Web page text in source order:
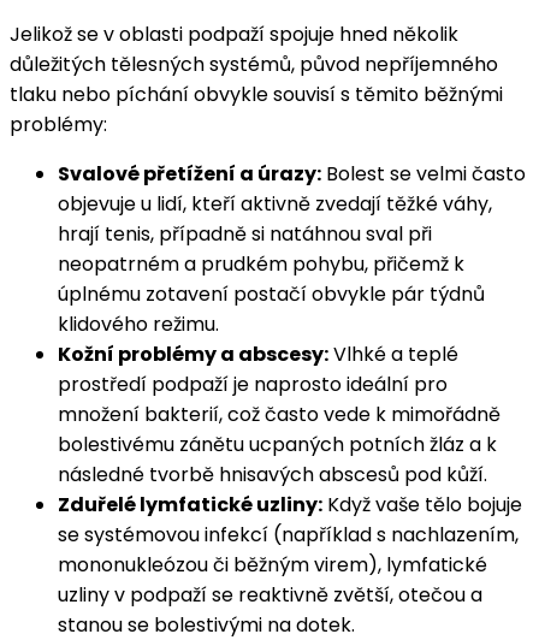
Jelikož se v oblasti podpaží spojuje hned několik
důležitých tělesných systémů, původ nepříjemného
tlaku nebo píchání obvykle souvisí s těmito běžnými
problémy:
Svalové přetížení a úrazy: Bolest se velmi často
objevuje u lidí, kteří aktivně zvedají těžké váhy,
hrají tenis, případně si natáhnou sval při
neopatrném a prudkém pohybu, přičemž k
úplnému zotavení postačí obvykle pár týdnů
klidového režimu.
Kožní problémy a abscesy:Vlhké a teplé
prostředí podpaží je naprosto ideální pro
množení bakterií, což často vede k mimořádně
bolestivému zánětu ucpaných potních žláz a k
následné tvorbě hnisavých abscesů pod kůží.
Zduřelé lymfatické uzliny: Když vaše tělo bojuje
se systémovou infekcí (například s nachlazením,
mononukleózou či běžným virem), lymfatické
uzliny v podpaží se reaktivně zvětší, otečou a
stanou se bolestivými na dotek.